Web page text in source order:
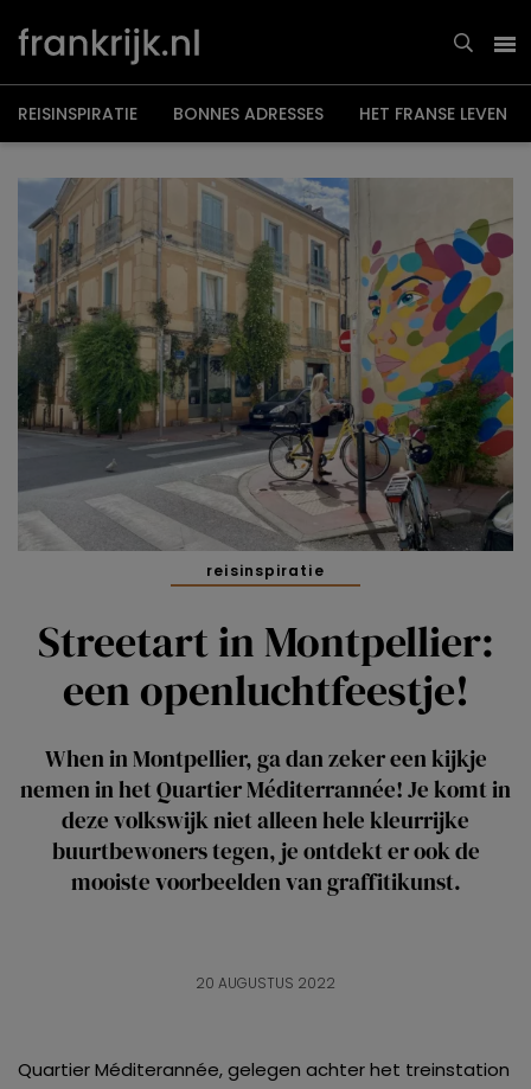
naar
inhoud
REISINSPIRATIE BONNES ADRESSES HET FRANSE LEVEN
reisinspiratie
Streetart in Montpellier:
een openluchtfeestje!
When in Montpellier, ga dan zeker een kijkje
nemen in het Quartier Méditerrannée! Je komt in
deze volkswijk niet alleen hele kleurrijke
buurtbewoners tegen, je ontdekt er ook de
mooiste voorbeelden van graffitikunst.
20 AUGUSTUS 2022
Quartier Méditerannée, gelegen achter het treinstation